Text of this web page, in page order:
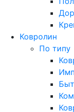
Ковролин
По типу